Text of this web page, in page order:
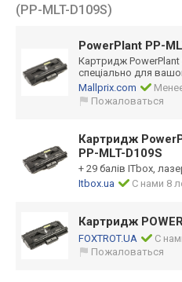
(PP-MLT-D109S)
PowerPlant PP-
Картридж PowerPlant
спеціально для
Mallprix.com
Пожаловаться
Картридж
PP-MLT-D109S
+ 29 балів ITbox,
Itbox.ua
С нами 8
Картридж
FOXTROT.UA С
Пожаловаться